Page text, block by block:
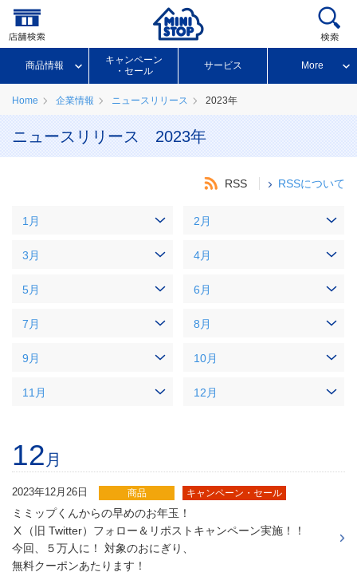
商品情報
キャンペーン
・セール
サービス More
Home 企業情報 ニュースリリース 2023年
ニュースリリース 2023年
RSS RSSについて
1月 2月
3月 4月
5月 6月
7月 8月
9月 10月
11月 12月
12 月
2023年12月26日 商品 キャンペーン・セール
ミミップくんからの早めのお年玉！
Ⅹ（旧 Twitter）フォロー＆リポストキャンペーン実施！！
今回、５万人に！ 対象のおにぎり、
無料クーポンあたります！